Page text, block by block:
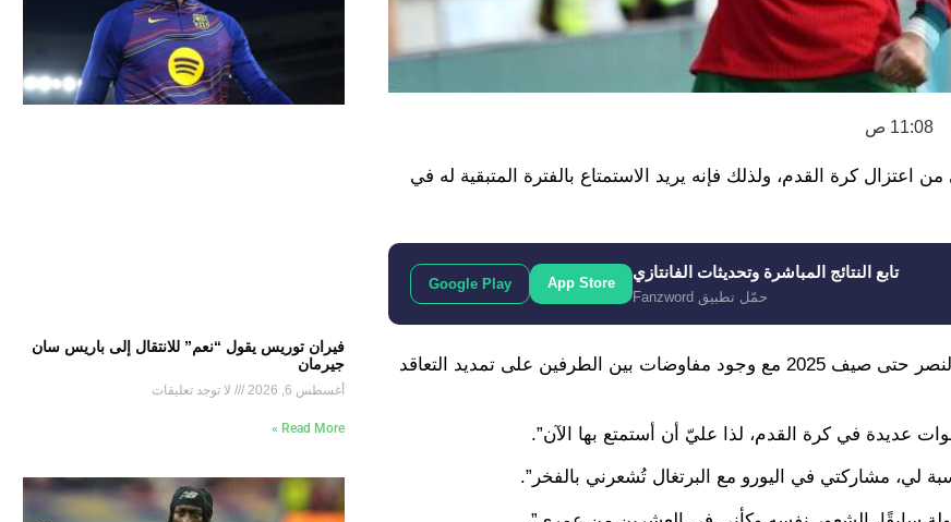
11:08 ص
كرة القدم، ولذلك فإنه يريد الاستمتاع بالفترة المتبقية له في
تابع النتائج المباشرة وتحديثات الفانتازي
حمّل تطبيق Fanzword
App Store
Google Play
النجم البرتغالي يمتلك من العمر 39 عامًا ولا يزال عقده ممتدًا مع النصر حتى صيف 2025 مع وجود مفاوضات بين الطرفين على تمديد التعاقد
عديدة في كرة القدم، لذا عليّ أن أستمتع بها الآن”.
لي، مشاركتي في اليورو مع البرتغال تُشعرني بالفخر”.
فيران توريس يقول “نعم” للانتقال إلى باريس سان
جيرمان
أغسطس 6, 2026 لا توجد تعليقات
Read More »